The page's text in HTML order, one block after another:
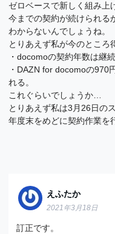
ゼロベースで新しく組み上
今までの契約が続けられる
わからないんでしょうね。
とりあえず私が今のところ
・docomoの契約年数は継続
・DAZN for docomoの970
れる。
これぐらいでしょうか…
とりあえず私は3月26日の
年度末をめどに契約作業を
えふたか
2021年3月18日
訂正です。